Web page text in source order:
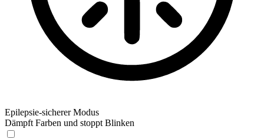
Epilepsie-sicherer Modus
Dämpft Farben und stoppt Blinken